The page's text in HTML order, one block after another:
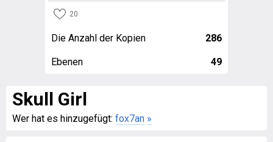
20
Die Anzahl der Kopien 286
Ebenen 49
Skull Girl
Wer hat es hinzugefügt: fox7an »